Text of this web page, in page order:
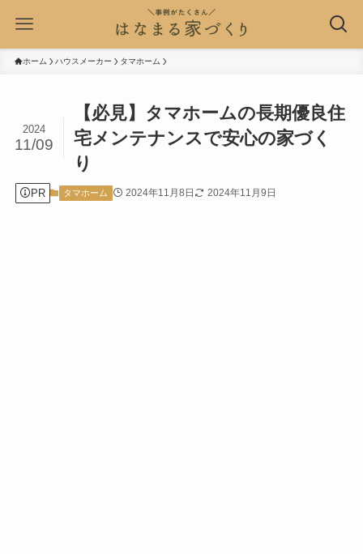
ホーム ハウスメーカー タマホーム
【必見】タマホームの長期優良住
宅メンテナンスで安心の家づく
り
2024
11/09
PR タマホーム 2024年11月8日 2024年11月9日